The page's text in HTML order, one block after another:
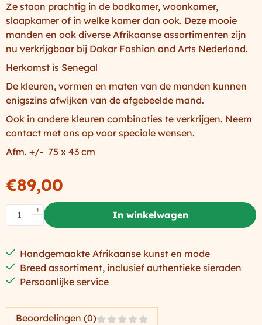
Ze staan prachtig in de badkamer, woonkamer,
slaapkamer of in welke kamer dan ook. Deze mooie
manden en ook diverse Afrikaanse assortimenten zijn
nu verkrijgbaar bij Dakar Fashion and Arts Nederland.
Herkomst is Senegal
De kleuren, vormen en maten van de manden kunnen
enigszins afwijken van de afgebeelde mand.
Ook in andere kleuren combinaties te verkrijgen. Neem
contact met ons op voor speciale wensen.
Afm. +/- 75 x 43 cm
€89,00
Aantal
+
-
In winkelwagen
Handgemaakte Afrikaanse kunst en mode
Breed assortiment, inclusief authentieke sieraden
Persoonlijke service
Beoordelingen (0)